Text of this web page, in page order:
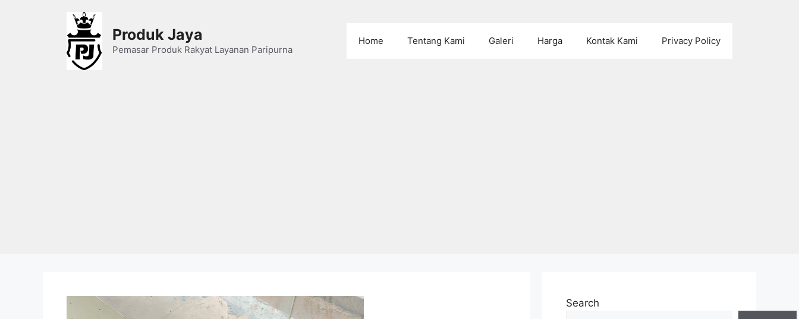
Produk Jaya
Pemasar Produk Rakyat Layanan Paripurna
Home Tentang Kami Galeri Harga Kontak Kami Privacy Policy
Search